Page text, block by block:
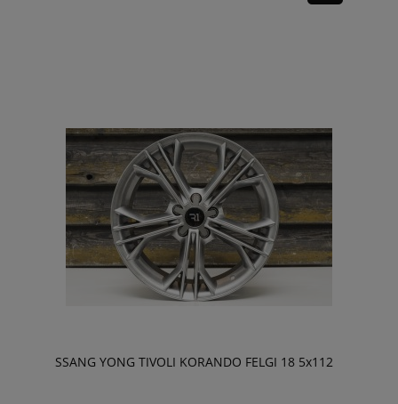
SSANG YONG TIVOLI KORANDO FELGI 18 5x112